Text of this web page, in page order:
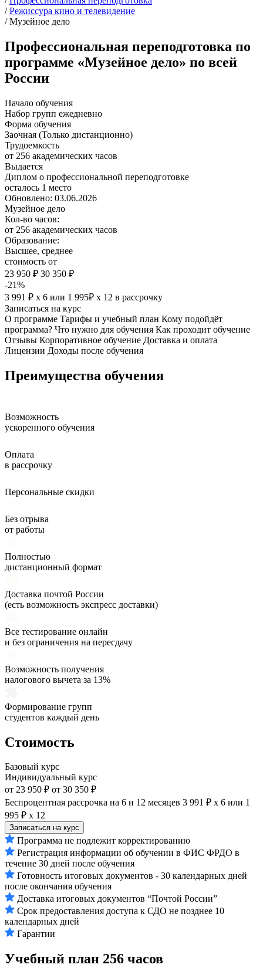
/ Режиссура кино и телевидение
/ Музейное дело
Профессиональная переподготовка по
программе «Музейное дело» по всей
России
Начало обучения
Набор групп ежедневно
Форма обучения
Заочная (Только дистанционно)
Трудоемкость
от 256 академических часов
Выдается
Диплом о профессиональной переподготовке
осталось 1 место
Обновлено: 03.06.2026
Музейное дело
Кол-во часов:
от 256 академических часов
Образование:
Высшее, среднее
стоимость от
23 950 ₽ 30 350 ₽
-21%
3 991 ₽ х 6 или 1 995₽ х 12 в рассрочку
Записаться на курс
О программе Тарифы и учебный план Кому подойдёт
программа? Что нужно для обучения Как проходит обучение
Отзывы Корпоративное обучение Доставка и оплата
Лицензии Доходы после обучения
Преимущества обучения
Возможность
ускоренного обучения
Оплата
в рассрочку
Персональные скидки
Без отрыва
от работы
Полностью
дистанционный формат
Доставка почтой России
(есть возможность экспресс доставки)
Все тестирование онлайн
и без ограничения на пересдачу
Возможность получения
налогового вычета за 13%
Формирование групп
студентов каждый день
Стоимость
Базовый курс
Индивидуальный курс
от 23 950 ₽ от 30 350 ₽
Беспроцентная рассрочка на 6 и 12 месяцев 3 991 ₽ х 6 или 1
995 ₽ х 12
Записаться на курс
Программа не подлежит корректированию
Регистрация информации об обучении в ФИС ФРДО в
течение 30 дней после обучения
Готовность итоговых документов - 30 календарных дней
после окончания обучения
Доставка итоговых документов “Почтой России”
Срок предоставления доступа к СДО не позднее 10
календарных дней
Гарантии
Учебный план 256 часов